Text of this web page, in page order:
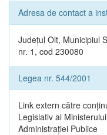
Adresa de contact a
Județul Olt, Municipiul
nr. 1, cod 230080
Legea nr. 544/2001
Link extern către
Legislativ al
Administrației Publice